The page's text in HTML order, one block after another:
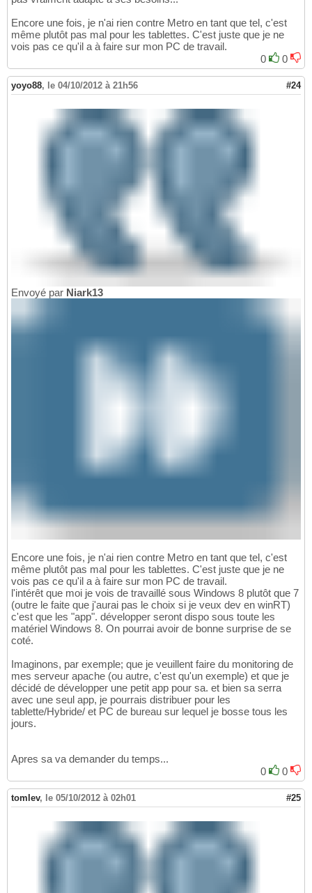
Encore une fois, je n'ai rien contre Metro en tant que tel, c'est
même plutôt pas mal pour les tablettes. C'est juste que je ne
vois pas ce qu'il a à faire sur mon PC de travail.
0
0
yoyo88, le 04/10/2012 à 21h56 #24
Envoyé par Niark13
Encore une fois, je n'ai rien contre Metro en tant que tel, c'est
même plutôt pas mal pour les tablettes. C'est juste que je ne
vois pas ce qu'il a à faire sur mon PC de travail.
l'intérêt que moi je vois de travaillé sous Windows 8 plutôt que 7
(outre le faite que j'aurai pas le choix si je veux dev en winRT)
c'est que les "app". développer seront dispo sous toute les
matériel Windows 8. On pourrai avoir de bonne surprise de se
coté.
Imaginons, par exemple; que je veuillent faire du monitoring de
mes serveur apache (ou autre, c'est qu'un exemple) et que je
décidé de développer une petit app pour sa. et bien sa serra
avec une seul app, je pourrais distribuer pour les
tablette/Hybride/ et PC de bureau sur lequel je bosse tous les
jours.
Apres sa va demander du temps...
0
0
tomlev, le 05/10/2012 à 02h01 #25